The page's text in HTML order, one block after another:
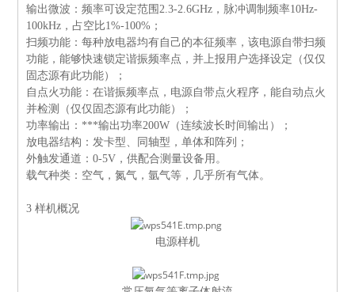
输出微波：频率可设定范围2.3-2.6GHz ，脉冲调制频率10Hz-
100kHz ，占空比1%-100% ；
扫频功能：每种放电器均有自己的本征频率，该电源自带扫频
功能，能够快速锁定谐振频率点，并上报用户选择设定（仅仅
固态源有此功能）；
自点火功能：在谐振频率点，电源自带点火程序，能自动点火
并检测（仅仅固态源有此功能）；
功率输出：***输出功率200W （连续波长时间输出）；
放电器结构：发卡型、同轴型，单体和阵列；
外触发通道：0-5V ，供配合测量设备用。
载气种类：空气，氮气，氩气等，几乎所有气体。
3样机概况
电源样机